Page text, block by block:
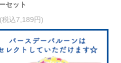
セット
税込7,189円)